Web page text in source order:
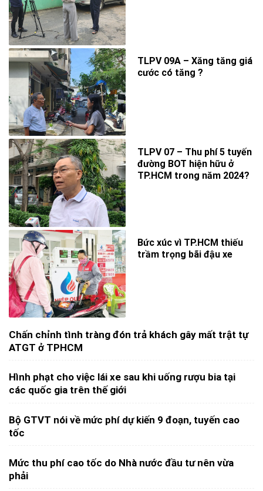
TLPV 09A – Xăng tăng giá
cước có tăng ?
TLPV 07 – Thu phí 5 tuyến
đường BOT hiện hữu ở
TP.HCM trong năm 2024?
Bức xúc vì TP.HCM thiếu
trầm trọng bãi đậu xe
Chấn chỉnh tình tràng đón trả khách gây mất trật tự
ATGT ở TPHCM
Hình phạt cho việc lái xe sau khi uống rượu bia tại
các quốc gia trên thế giới
Bộ GTVT nói về mức phí dự kiến 9 đoạn, tuyến cao
tốc
Mức thu phí cao tốc do Nhà nước đầu tư nên vừa
phải